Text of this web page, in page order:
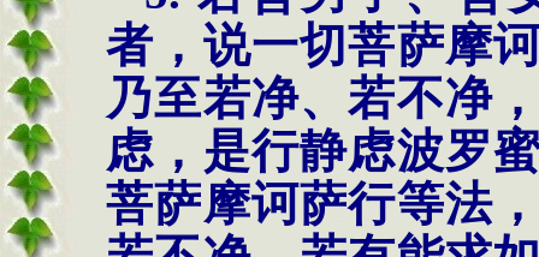
者，说一切菩萨摩
乃至若净、若不净
虑，是行静虑波罗
菩萨摩诃萨行等法